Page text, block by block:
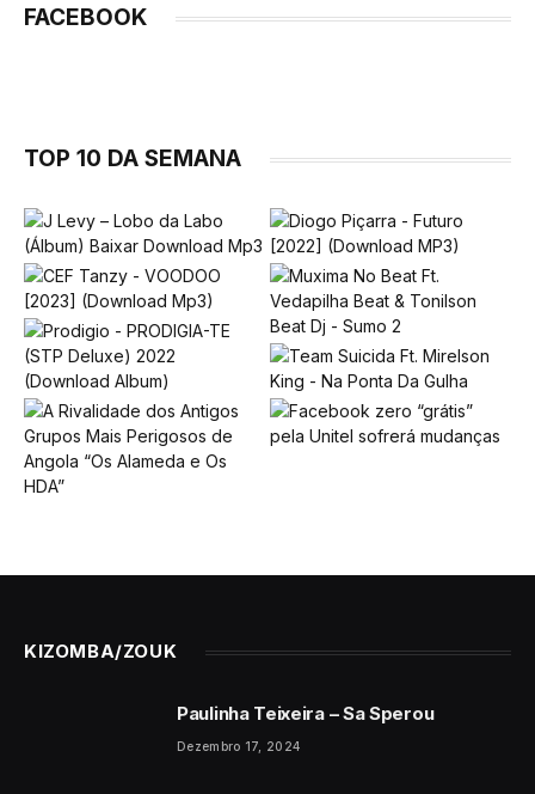
FACEBOOK
TOP 10 DA SEMANA
KIZOMBA/ZOUK
Paulinha Teixeira – Sa Sperou
Dezembro 17, 2024